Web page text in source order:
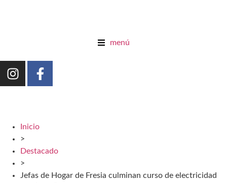
menú
Inicio
>
Destacado
>
Jefas de Hogar de Fresia culminan curso de electricidad